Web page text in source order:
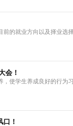
的就业方向以及择业选择
会！
，使学生养成良好的行为
！